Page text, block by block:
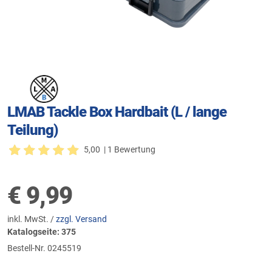
LMAB Tackle Box Hardbait (L / lange
Teilung)
5,00 | 1 Bewertung
€ 9,99
inkl. MwSt. /zzgl. Versand
Katalogseite: 375
Bestell-Nr. 0245519